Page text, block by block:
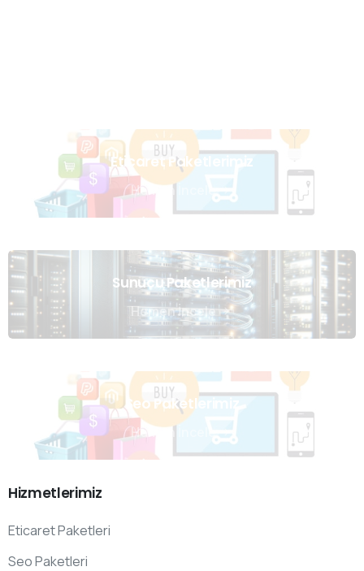
Eticaret Paketlerimiz
Hemen İncele
Sunucu Paketlerimiz
Hemen İncele
Seo Paketlerimiz
Hemen İncele
Hizmetlerimiz
Eticaret Paketleri
Seo Paketleri